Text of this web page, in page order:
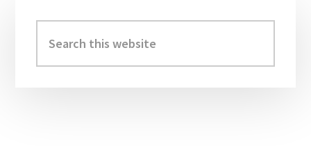
Sidebar
this
website